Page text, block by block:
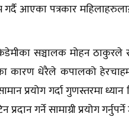
गर्दै आएका पत्रकार
सञ्चालक मोहन
कारण धेरैले कपालको
प्रयोग गर्दा गुणस्तरमा
गर्ने सामाग्री प्रयोग